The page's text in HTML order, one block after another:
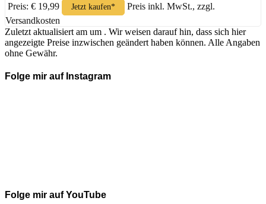
Preis: € 19,99
Jetzt kaufen*
Preis inkl. MwSt., zzgl.
Versandkosten
Zuletzt aktualisiert am um . Wir weisen darauf hin, dass sich hier
angezeigte Preise inzwischen geändert haben können. Alle Angaben
ohne Gewähr.
Folge mir auf Instagram
Folge mir auf YouTube